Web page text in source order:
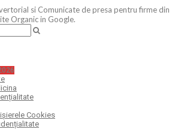
si Comunicate de presa pentru firme din
Organic in Google.
Cookies